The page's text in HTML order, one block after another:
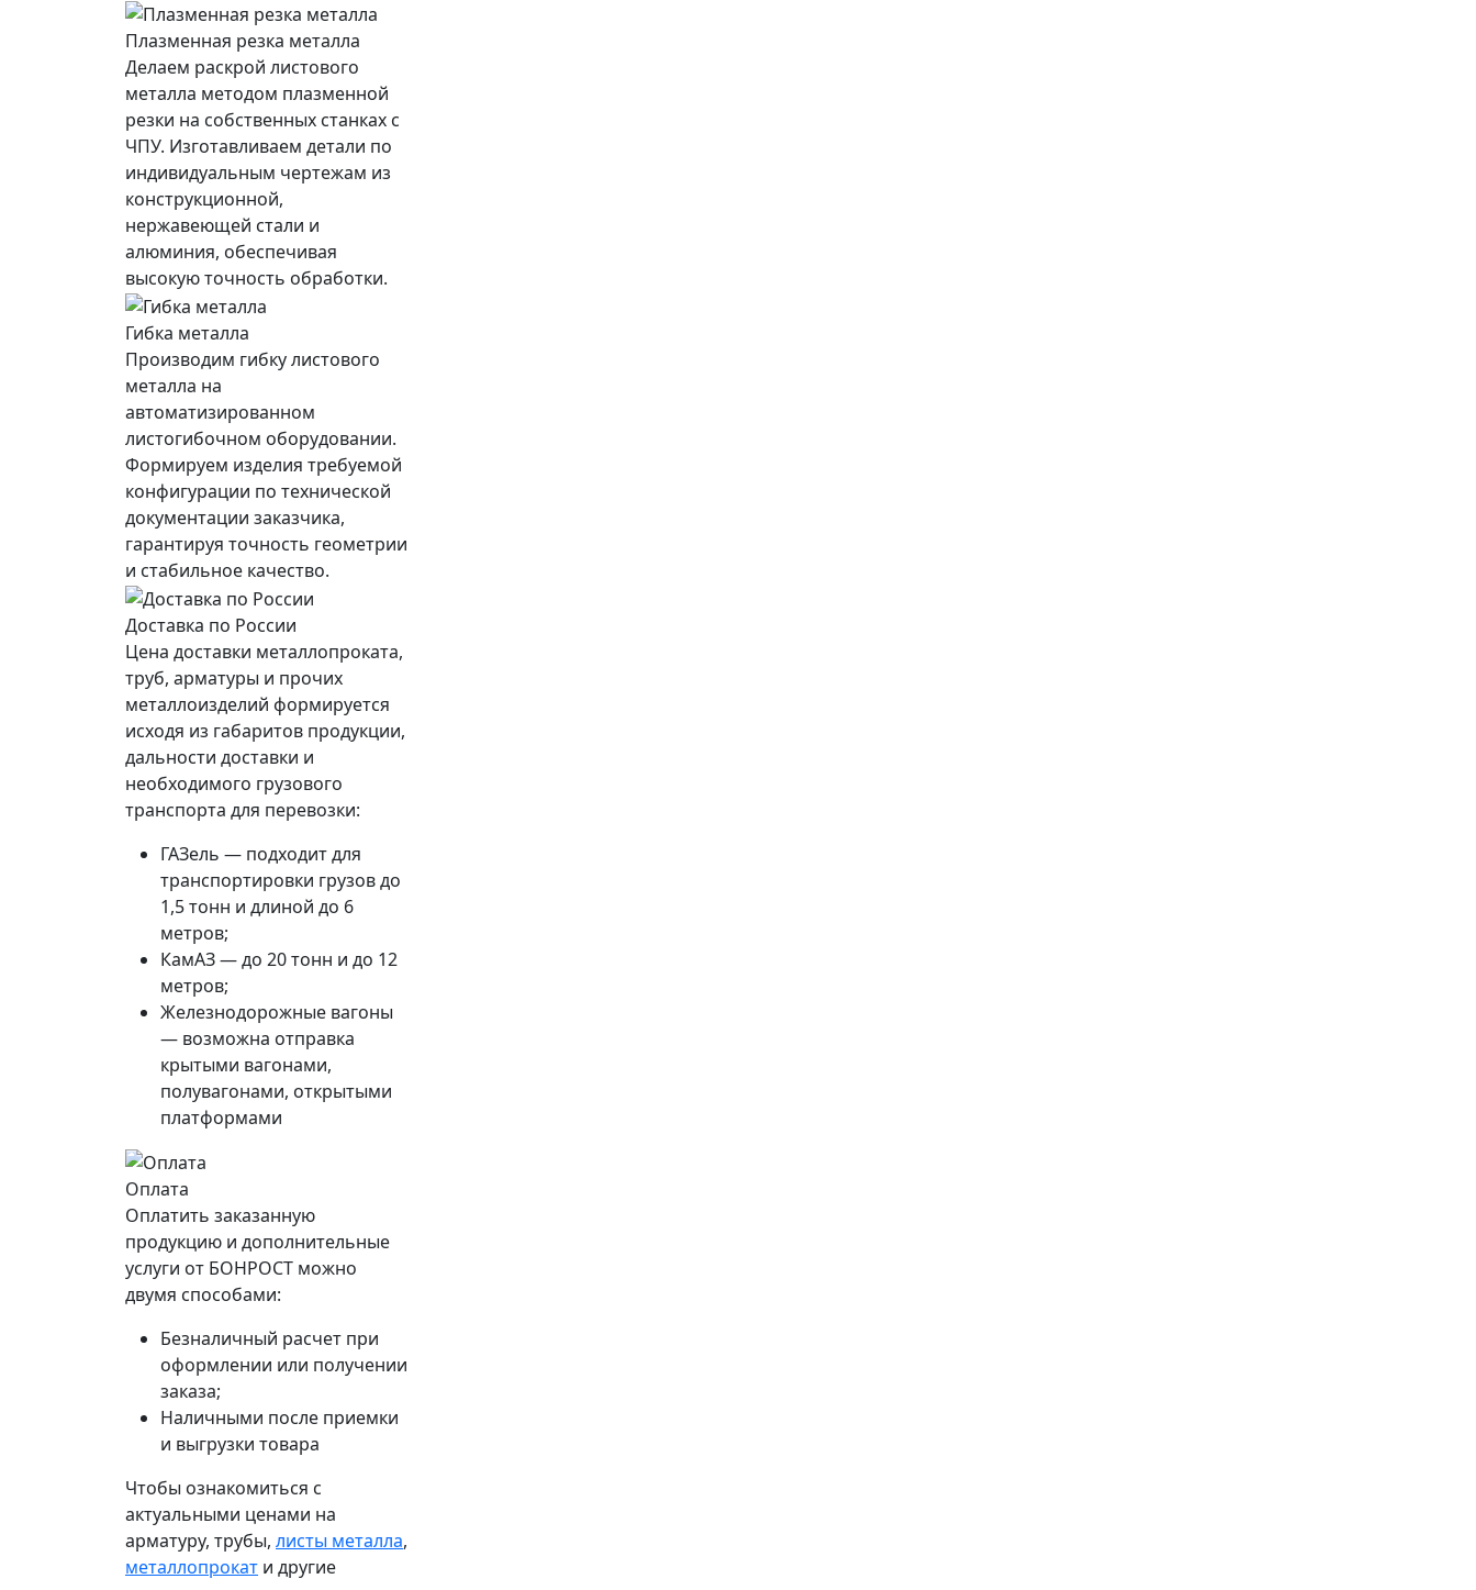
Плазменная резка металла
Делаем раскрой листового
металла методом плазменной
резки на собственных станках с
ЧПУ. Изготавливаем детали по
индивидуальным чертежам из
конструкционной,
нержавеющей стали и
алюминия, обеспечивая
высокую точность обработки.
Гибка металла
Производим гибку листового
металла на
автоматизированном
листогибочном оборудовании.
Формируем изделия требуемой
конфигурации по технической
документации заказчика,
гарантируя точность геометрии
и стабильное качество.
Доставка по России
Цена доставки металлопроката,
труб, арматуры и прочих
металлоизделий формируется
исходя из габаритов продукции,
дальности доставки и
необходимого грузового
транспорта для перевозки:
ГАЗель — подходит для
транспортировки грузов до
1,5 тонн и длиной до 6
метров;
КамАЗ — до 20 тонн и до 12
метров;
Железнодорожные вагоны
— возможна отправка
крытыми вагонами,
полувагонами, открытыми
платформами
Оплата
Оплатить заказанную
продукцию и дополнительные
услуги от БОНРОСТ можно
двумя способами:
Безналичный расчет при
оформлении или получении
заказа;
Наличными после приемки
и выгрузки товара
Чтобы ознакомиться с
актуальными ценами на
арматуру, трубы, листы металла,
металлопрокат и другие